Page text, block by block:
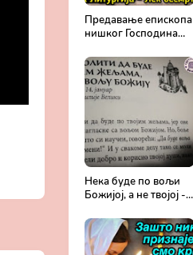
Предавање епископа
нишког Господина
Литургија, лек
бесмртности -
Православље и
медицина
Нека буде по вољи
Божијој, а не твојој -
сваки дан